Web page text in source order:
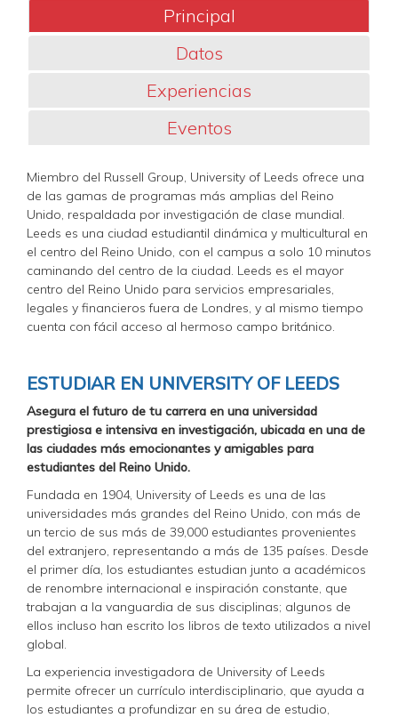
Principal
Datos
Experiencias
Eventos
Miembro del Russell Group, University of Leeds ofrece una
de las gamas de programas más amplias del Reino
Unido, respaldada por investigación de clase mundial.
Leeds es una ciudad estudiantil dinámica y multicultural en
el centro del Reino Unido, con el campus a solo 10 minutos
caminando del centro de la ciudad. Leeds es el mayor
centro del Reino Unido para servicios empresariales,
legales y financieros fuera de Londres, y al mismo tiempo
cuenta con fácil acceso al hermoso campo británico.
ESTUDIAR EN UNIVERSITY OF LEEDS
Asegura el futuro de tu carrera en una universidad
prestigiosa e intensiva en investigación, ubicada en una de
las ciudades más emocionantes y amigables para
estudiantes del Reino Unido.
Fundada en 1904, University of Leeds es una de las
universidades más grandes del Reino Unido, con más de
un tercio de sus más de 39,000 estudiantes provenientes
del extranjero, representando a más de 135 países. Desde
el primer día, los estudiantes estudian junto a académicos
de renombre internacional e inspiración constante, que
trabajan a la vanguardia de sus disciplinas; algunos de
ellos incluso han escrito los libros de texto utilizados a nivel
global.
La experiencia investigadora de University of Leeds
permite ofrecer un currículo interdisciplinario, que ayuda a
los estudiantes a profundizar en su área de estudio,